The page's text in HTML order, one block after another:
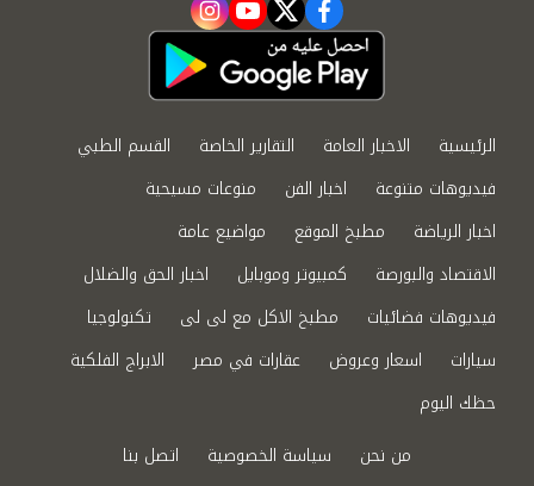
facebook
twitter
youtube
instagram
الرئيسية الاخبار العامة التقارير الخاصة
القسم الطبي
فيديوهات متنوعة
اخبار الفن
منوعات مسيحية
اخبار الرياضة
مطبخ الموقع
مواضيع عامة
الاقتصاد والبورصة
كمبيوتر وموبايل
اخبار الحق والضلال
فيديوهات فضائيات
مطبخ الاكل مع لى لى
تكنولوجيا
سيارات
اسعار وعروض عقارات في مصر
الابراج الفلكية
حظك اليوم
من نحن
سياسة الخصوصية اتصل بنا